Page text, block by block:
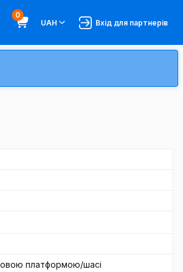
0
UAH
Вхід для партнерів
платформою/шасі